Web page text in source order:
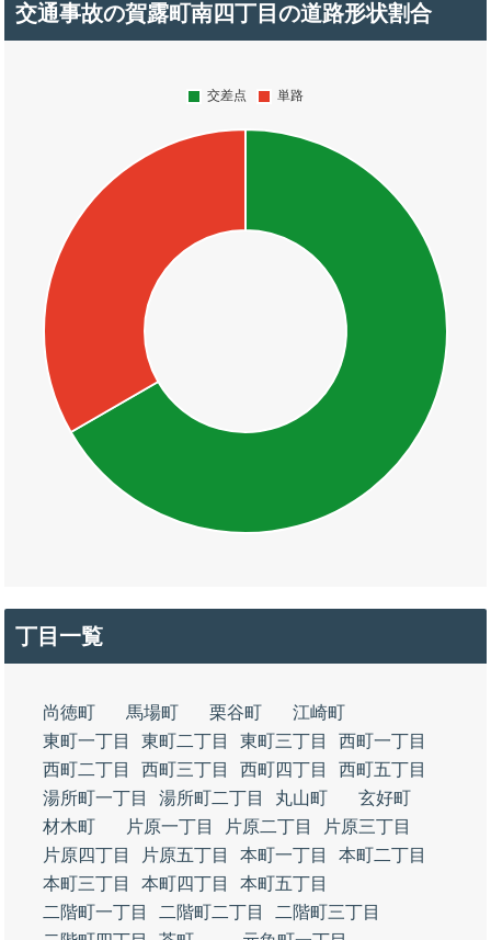
交通事故の賀露町南四丁目の道路形状割合
丁目一覧
尚徳町 馬場町 栗谷町
江崎町
東町一丁目
東町二丁目 東町三丁目
西町一丁目
西町二丁目
西町三丁目 西町四丁目
西町五丁目
湯所町一丁目
湯所町二丁目 丸山町
玄好町
材木町
片原一丁目 片原二丁目
片原三丁目
片原四丁目
片原五丁目 本町一丁目
本町二丁目
本町三丁目
本町四丁目
本町五丁目
二階町一丁目
二階町二丁目
二階町三丁目